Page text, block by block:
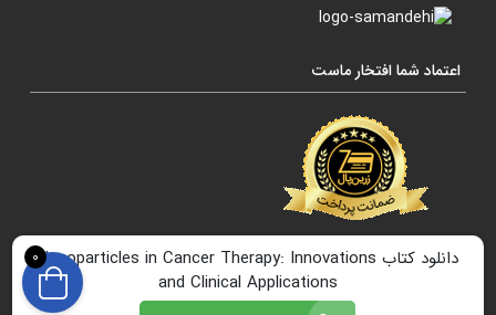
اعتماد شما افتخار ماست
0دانلود کتاب Nanoparticles in Cancer Therapy: Innovations
and Clinical Applications